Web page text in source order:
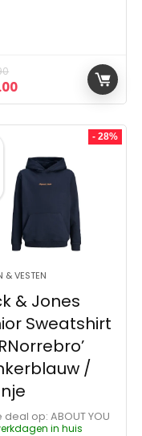
prijs was:
Huidige prijs is:
- 28%
& VESTEN
& Jones
Sweatshirt
/
deal op:
ABOUT YOU
in huis